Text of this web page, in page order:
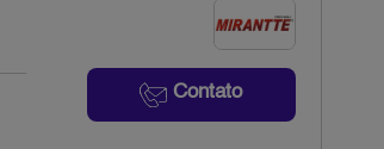
Contato